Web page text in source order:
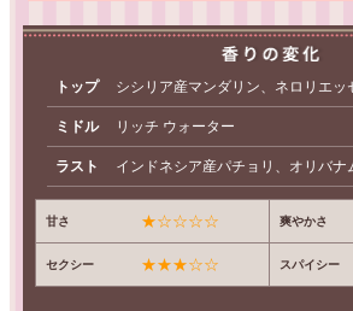
トップ シシリア産マンダリン、ネロリエッ
ミドル リッチ ウォーター
ラスト インドネシア産パチョリ、オリバナ
甘さ ★☆☆☆☆ 爽やかさ
セクシー ★★★☆☆ スパイシー